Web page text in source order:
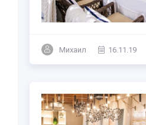
Михаил 16.11.19